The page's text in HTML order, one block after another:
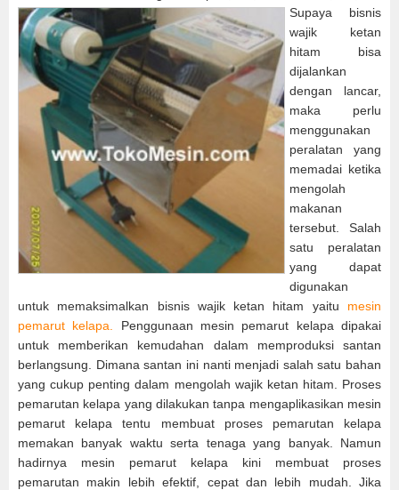
Supaya bisnis
wajik ketan
hitam bisa
dijalankan
dengan lancar,
maka perlu
menggunakan
peralatan yang
memadai ketika
mengolah
makanan
tersebut. Salah
satu peralatan
yang dapat
digunakan
untuk memaksimalkan bisnis wajik ketan hitam yaitu mesin
pemarut kelapa.
Penggunaan mesin pemarut kelapa dipakai
untuk memberikan kemudahan dalam memproduksi santan
berlangsung. Dimana santan ini nanti menjadi salah satu bahan
yang cukup penting dalam mengolah wajik ketan hitam. Proses
pemarutan kelapa yang dilakukan tanpa mengaplikasikan mesin
pemarut kelapa tentu membuat proses pemarutan kelapa
memakan banyak waktu serta tenaga yang banyak. Namun
hadirnya mesin pemarut kelapa kini membuat proses
pemarutan makin lebih efektif, cepat dan lebih mudah. Jika